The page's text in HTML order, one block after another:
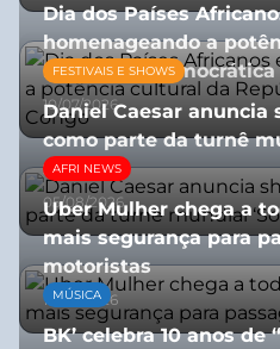
Dia dos Países
homenageando a
República Democrática
10/07/2026
FESTIVAIS E SHOWS
Daniel Caesar anuncia
como parte da turnê
Spergy’
05/08/2026
AFRI NEWS
Uber Mulher chega a
mais segurança para
motoristas
10/07/2026
MÚSICA
BK’ celebra 10 anos de